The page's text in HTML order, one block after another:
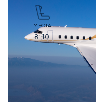
МЕСТА
8-10